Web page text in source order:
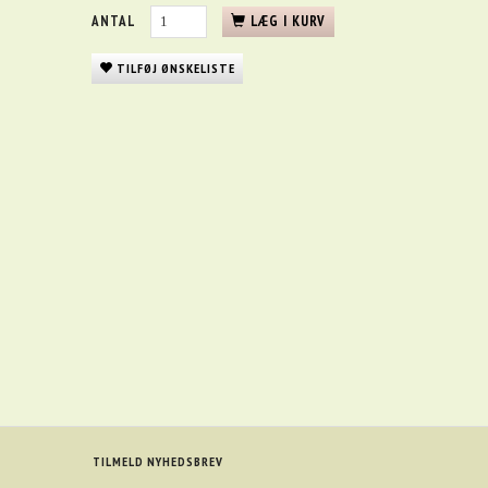
ANTAL LÆG I KURV
TILFØJ ØNSKELISTE
TILMELD NYHEDSBREV